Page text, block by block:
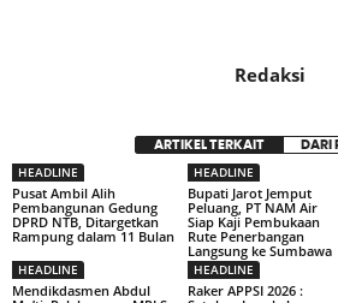
Redaksi
ARTIKEL TERKAIT DARI
HEADLINE
Pusat Ambil Alih
Pembangunan Gedung
DPRD NTB, Ditargetkan
Rampung dalam 11 Bulan
HEADLINE
Bupati Jarot Jemput
Peluang, PT NAM Air
Siap Kaji Pembukaan
Rute Penerbangan
Langsung ke Sumbawa
HEADLINE
Mendikdasmen Abdul
HEADLINE
Raker APPSI 2026 :